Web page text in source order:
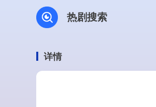
热剧搜索
详情